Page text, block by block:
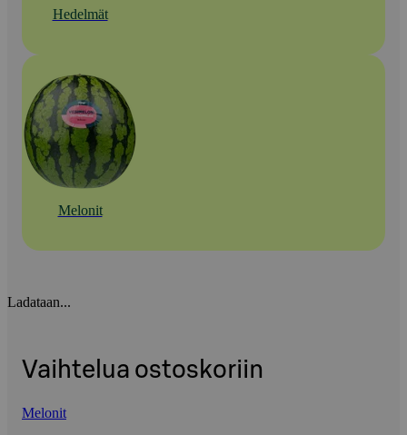
Hedelmät
Melonit
Ladataan...
Vaihtelua ostoskoriin
Melonit